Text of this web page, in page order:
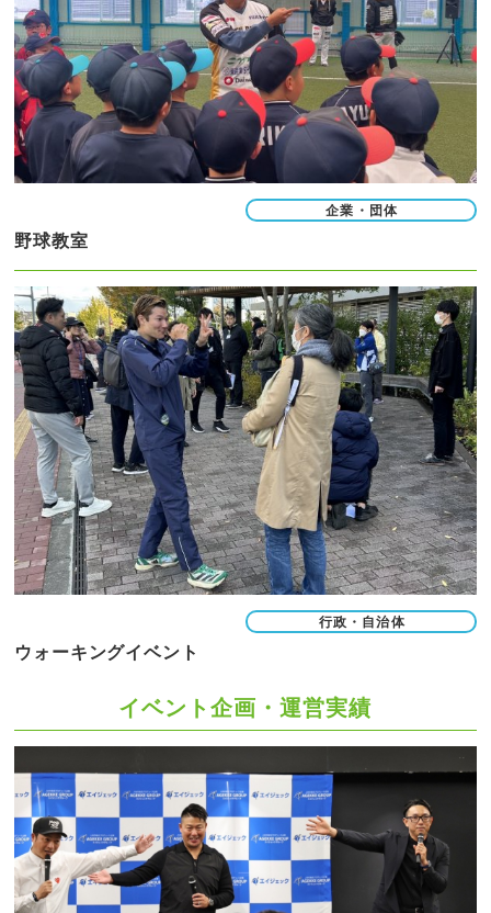
企業・団体
野球教室
行政・自治体
ウォーキングイベント
イベント企画・運営実績